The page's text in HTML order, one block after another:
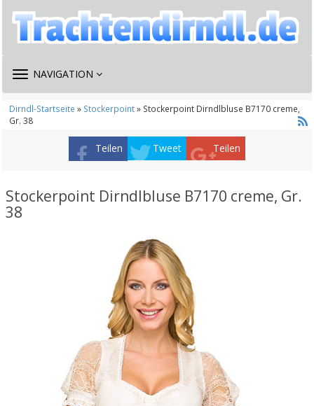
TOGGLE
NAVIGATION
Dirndl-Startseite » Stockerpoint» Stockerpoint Dirndlbluse B7170 creme,
Gr. 38
Teilen Tweet Teilen
Stockerpoint Dirndlbluse B7170 creme, Gr.
38